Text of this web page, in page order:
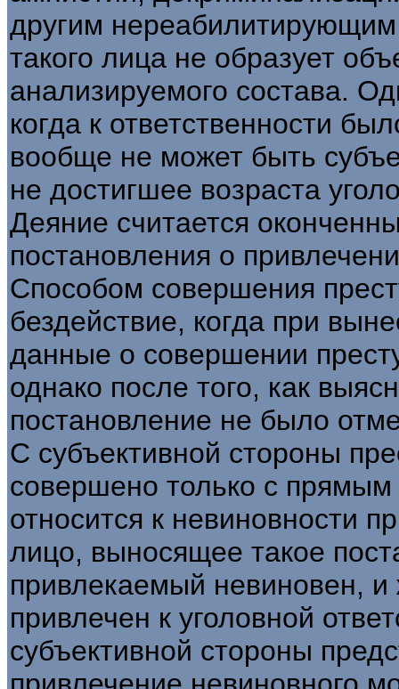
другим
такого лица не образует
анализируемого состава.
когда к ответственности
вообще не может быть
не достигшее возраста
Деяние считается
постановления о
Способом совершения
бездействие, когда при
данные о совершении
однако после того, как
постановление не было
С субъективной стороны
совершено только с
относится к невиновности
лицо, выносящее такое
привлекаемый невиновен,
привлечен к уголовной
субъективной стороны